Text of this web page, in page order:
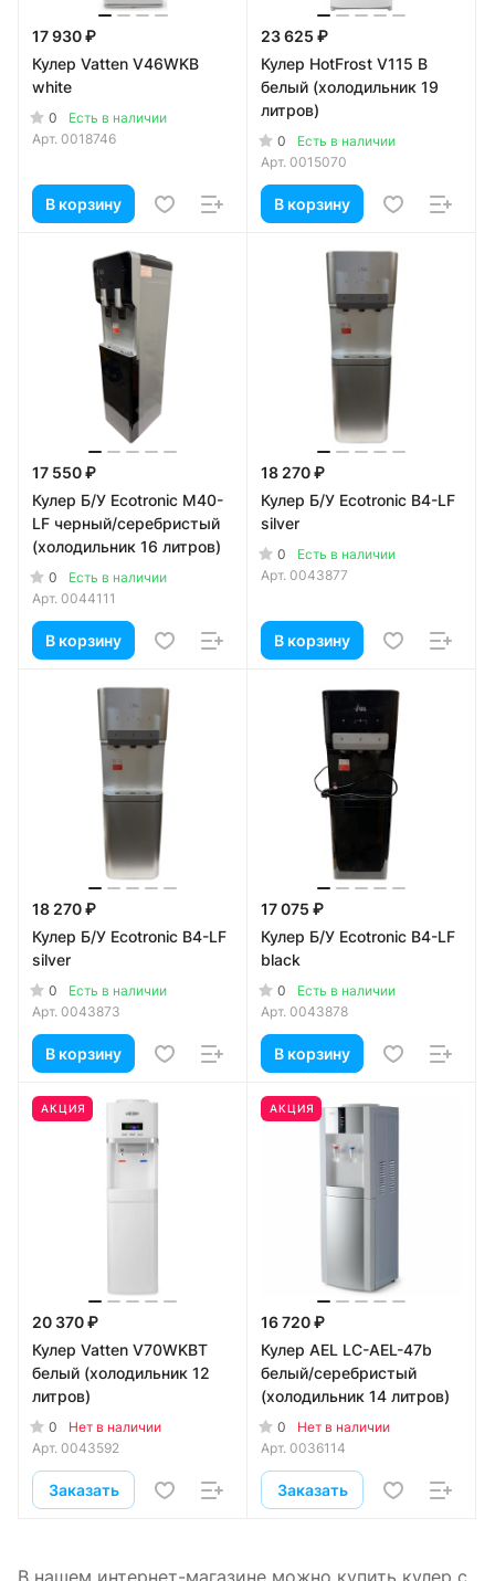
17 930 ₽
Кулер Vatten V46WKB
white
0
Есть в наличии
Арт. 0018746
В корзину
23 625 ₽
Кулер HotFrost V115 B
белый (холодильник 19
литров)
0
Есть в наличии
Арт. 0015070
В корзину
17 550 ₽
Кулер Б/У Ecotronic M40-
LF черный/серебристый
(холодильник 16 литров)
0
Есть в наличии
Арт. 0044111
В корзину
18 270 ₽
Кулер Б/У Ecotronic B4-LF
silver
0
Есть в наличии
Арт. 0043877
В корзину
18 270 ₽
Кулер Б/У Ecotronic B4-LF
silver
0
Есть в наличии
Арт. 0043873
В корзину
17 075 ₽
Кулер Б/У Ecotronic B4-LF
black
0
Есть в наличии
Арт. 0043878
В корзину
АКЦИЯ
20 370 ₽
Кулер Vatten V70WKBT
белый (холодильник 12
литров)
0
Нет в наличии
Арт. 0043592
Заказать
АКЦИЯ
16 720 ₽
Кулер AEL LC-AEL-47b
белый/серебристый
(холодильник 14 литров)
0
Нет в наличии
Арт. 0036114
Заказать